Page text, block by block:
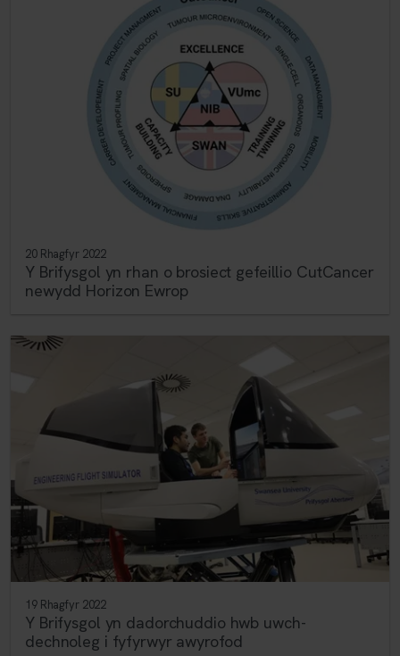
20 Rhagfyr 2022
Y Brifysgol yn rhan o brosiect gefeillio CutCancer
newydd Horizon Ewrop
19 Rhagfyr 2022
Y Brifysgol yn dadorchuddio hwb uwch-
dechnoleg i fyfyrwyr awyrofod